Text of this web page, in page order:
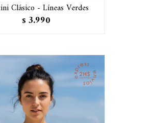
Clásico - Líneas Verdes
$ 3.990